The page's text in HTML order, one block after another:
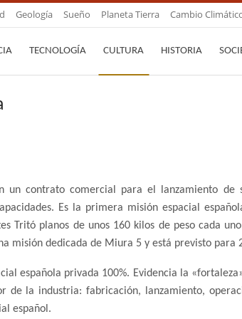
Geología Sueño Planeta Tierra Cambio
TECNOLOGÍA CULTURA HISTORIA
un contrato comercial para el lanzamiento de
Es la primera misión espacial
Tritó planos de unos 160 kilos de peso cada
misión dedicada de Miura 5 y está previsto para
española privada 100%. Evidencia la
de la industria: fabricación, lanzamiento,
español.